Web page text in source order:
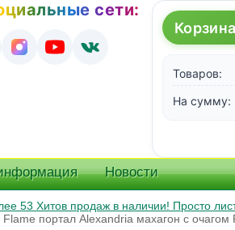
сети:
Корзина
Товаров:
На сумму:
Новости
53 Хитов продаж в наличии! Просто
портал Alexandria махагон с очагом